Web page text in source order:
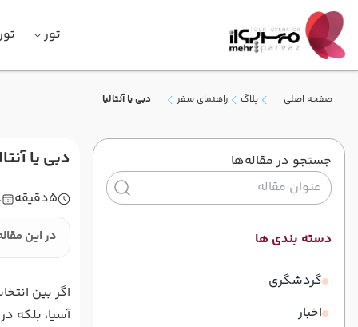
تور
صفحه اصلی بلاگ راهنمای سفر دبی یا آنتالیا
جستجو در مقاله‌ها
دسته بندی ها
گردشگری
اخبار
دبی یا
5دقیقه
در این
اگر بین
آسیا، بلکه